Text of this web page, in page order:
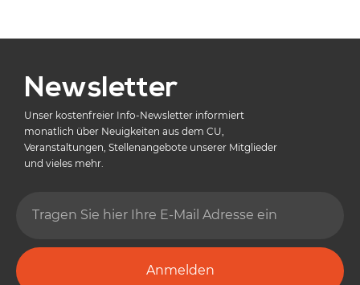
Newsletter
Unser kostenfreier Info-Newsletter informiert
monatlich über Neuigkeiten aus dem CU,
Veranstaltungen, Stellenangebote unserer Mitglieder
und vieles mehr.
Anmelden